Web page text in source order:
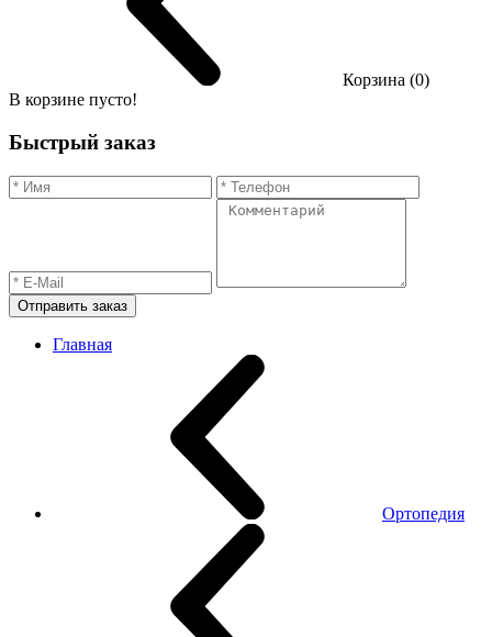
Корзина (0)
В корзине пусто!
Быстрый заказ
Отправить заказ
Главная
Ортопедия